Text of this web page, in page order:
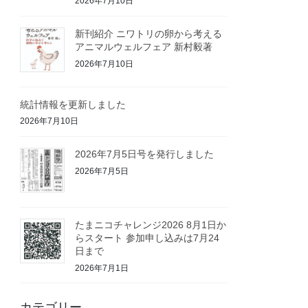
新刊紹介 ニワトリの卵から考える
アニマルウェルフェア 新村毅著
2026年7月10日
統計情報を更新しました
2026年7月10日
2026年7月5日号を発行しました
2026年7月5日
たまニコチャレンジ2026 8月1日か
らスタート 参加申し込みは7月24
日まで
2026年7月1日